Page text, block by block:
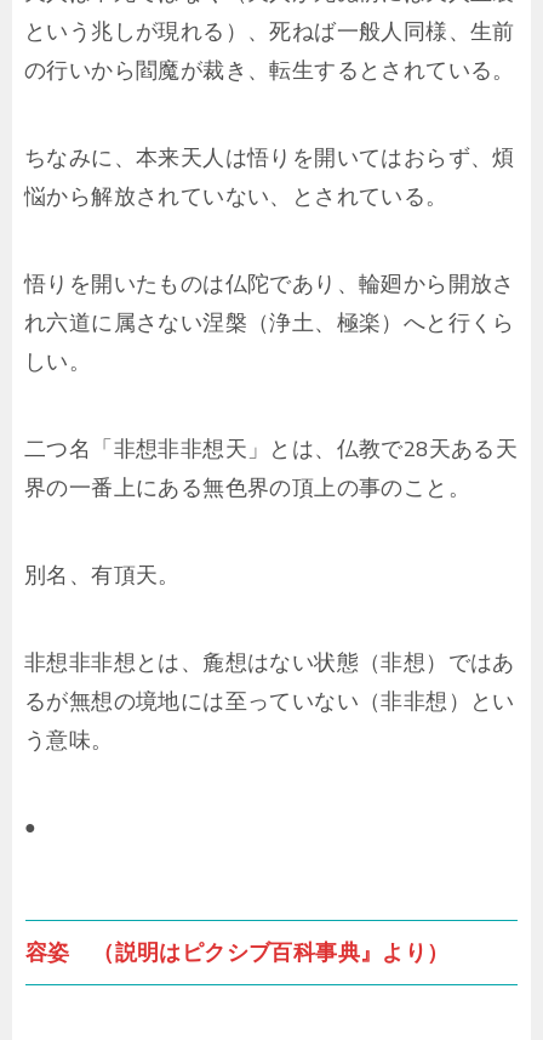
という兆しが現れる）、死ねば一般人同様、生前
の行いから閻魔が裁き、転生するとされている。
ちなみに、本来天人は悟りを開いてはおらず、煩
悩から解放されていない、とされている。
悟りを開いたものは仏陀であり、輪廻から開放さ
れ六道に属さない涅槃（浄土、極楽）へと行くら
しい。
二つ名「非想非非想天」とは、仏教で28天ある天
界の一番上にある無色界の頂上の事のこと。
別名、有頂天。
非想非非想とは、麁想はない状態（非想）ではあ
るが無想の境地には至っていない（非非想）とい
う意味。
●
容姿 （説明はピクシブ百科事典』より）